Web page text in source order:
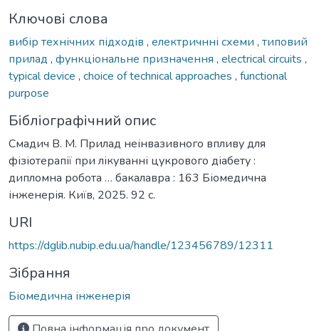
Ключові слова
вибір технічних підходів , електричнні схеми , типовий
прилад , функціональне призначення , electrical circuits ,
typical device , choice of technical approaches , functional
purpose
Бібліографічний опис
Смадич В. М. Прилад неінвазивного впливу для
фізіотерапії при лікуванні цукрового діабету :
дипломна робота … бакалавра : 163 Біомедична
інженерія. Київ, 2025. 92 с.
URI
https://dglib.nubip.edu.ua/handle/123456789/12311
Зібрання
Біомедична інженерія